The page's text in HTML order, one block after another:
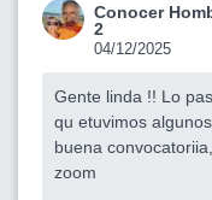
Conocer
2
04/12/2025
Gente linda !! Lo
qu etuvimos
buena
zoom